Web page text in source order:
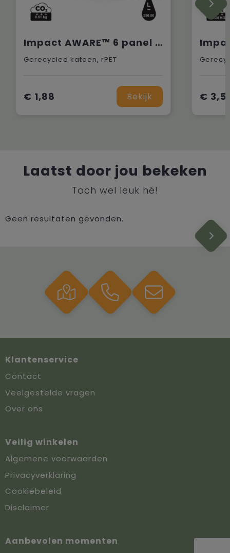
Impact AWARE™ 6 panel 280gr recycled katoen cap met bies
Gerecycled katoen, rPET
€ 1,88 Bekijk €
Laatst door jou bekeken
Toch wel leuk hé!
Geen resultaten gevonden.
Klantenservice
Contact
Veelgestelde vragen
Over ons
Veilig winkelen
Algemene voorwaarden
Privacyverklaring
Cookiebeleid
Disclaimer
Aanbevolen momenten